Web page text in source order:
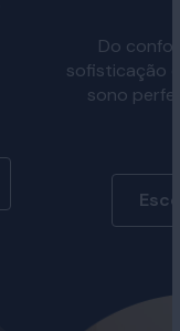
Do
sofisticação
sono